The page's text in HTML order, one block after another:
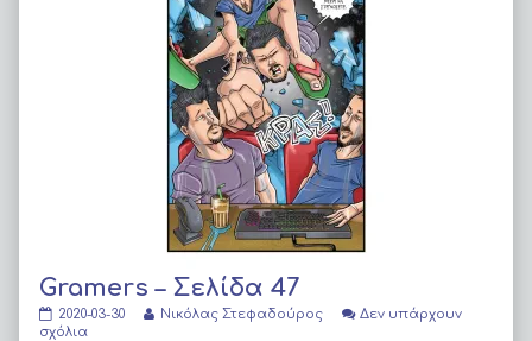
Gramers – Σελίδα 47
Gramers
–
2020-03-30
Read
Νικόλας Στεφαδούρος
Δεν υπάρχουν
σχόλια